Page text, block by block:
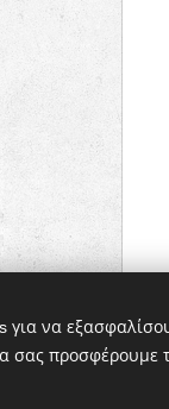
για να
σας προσφέρουμε